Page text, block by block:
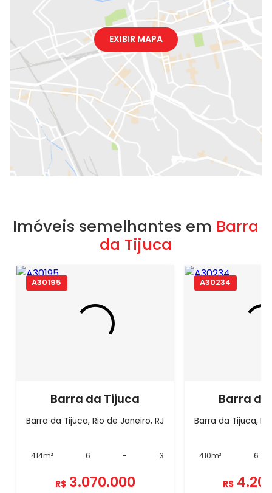
EXIBIR MAPA
Imóveis semelhantes em Barra
da Tijuca
A30195
Barra da Tijuca
Barra da Tijuca, Rio de Janeiro, RJ
414m² 6 - 3
R$ 3.070.000
A30234
Barra
Barra da Tijuca,
410m² 6
R$